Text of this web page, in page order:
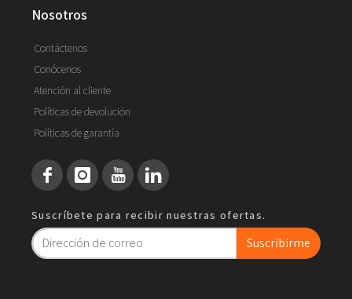
nosotros
Contáctenos
Conócenos
Atención al cliente
Políticas de devolución
Políticas de garantía
Suscríbete para recibir nuestras ofertas.
Suscribirme